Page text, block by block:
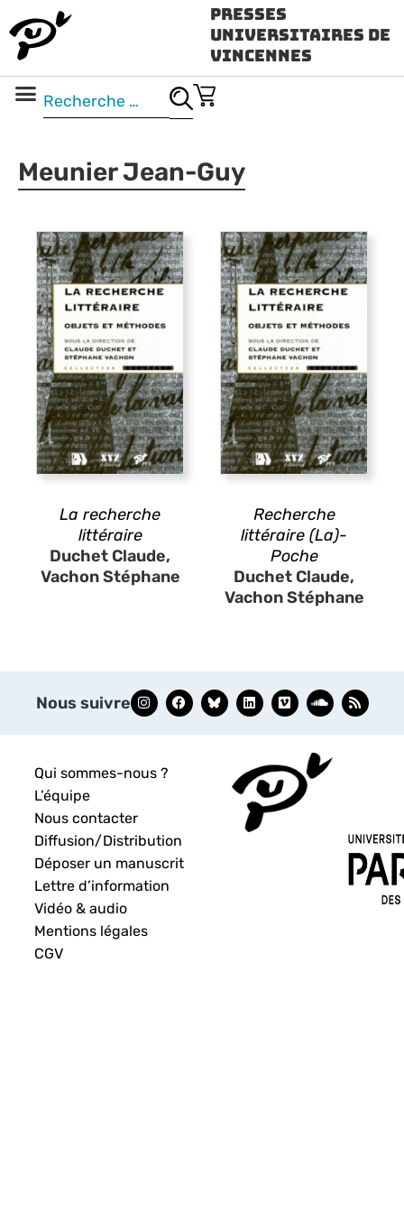
Presses
Universitaires de
Vincennes
Meunier Jean-Guy
La recherche
littéraire
Duchet Claude,
Vachon Stéphane
Recherche
littéraire (La)-
Poche
Duchet Claude,
Vachon Stéphane
Nous suivre
Qui sommes-nous ?
L’équipe
Nous contacter
Diffusion/Distribution
Déposer un manuscrit
Lettre d’information
Vidéo & audio
Mentions légales
CGV